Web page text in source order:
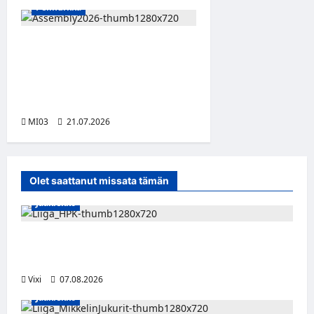
Pelinurkka
MI03 21.07.2026
Olet saattanut missata tämän
Jääkiekko
Vixi
07.08.2026
Jääkiekko